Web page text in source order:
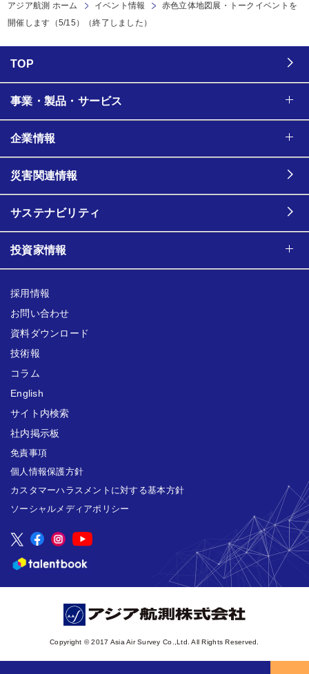
アジア航測 ホーム イベント情報
赤色立体地図展・トークイベントを
開催します（5/15）（終了しました）
TOP
事業・製品・サービス
企業情報
災害関連情報
サステナビリティ
投資家情報
採用情報
お問い合わせ
資料ダウンロード
技術報
コラム
English
サイト内検索
社内掲示板
免責事項
個人情報保護方針
カスタマーハラスメントに対する基本方針
ソーシャルメディアポリシー
Copyright © 2017 Asia Air Survey Co.,Ltd. All Rights Reserved.